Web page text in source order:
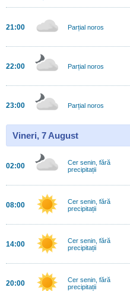
21:00 Parțial noros
22:00 Parțial noros
23:00 Parțial noros
Vineri, 7 August
02:00
Cer senin, fără
precipitații
08:00
Cer senin, fără
precipitații
14:00
Cer senin, fără
precipitații
20:00
Cer senin, fără
precipitații